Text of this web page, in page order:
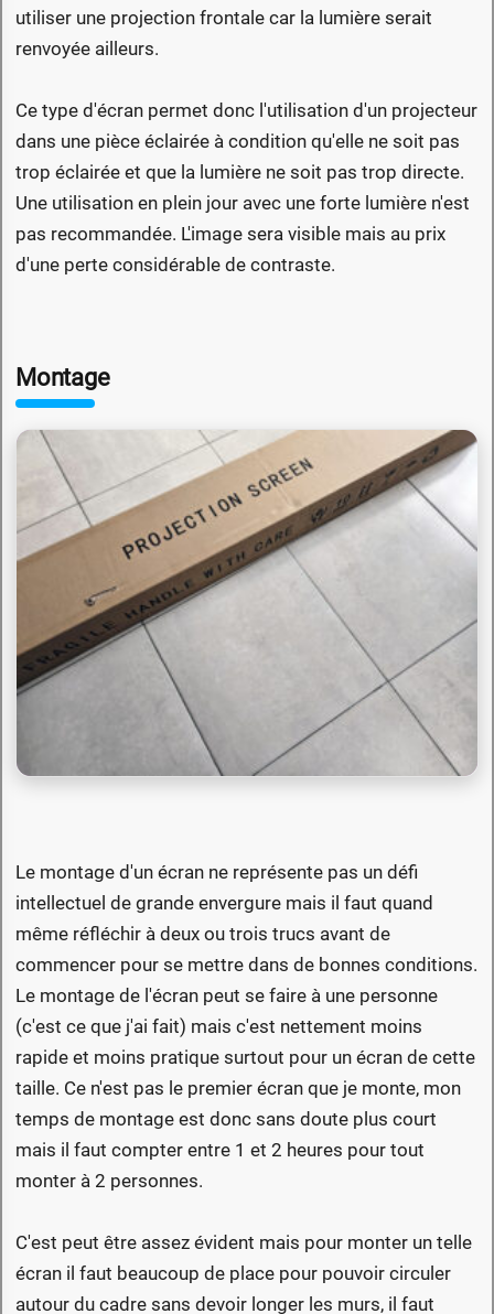
utiliser une projection frontale car la lumière serait
renvoyée ailleurs.
Ce type d'écran permet donc l'utilisation d'un projecteur
dans une pièce éclairée à condition qu'elle ne soit pas
trop éclairée et que la lumière ne soit pas trop directe.
Une utilisation en plein jour avec une forte lumière n'est
pas recommandée. L'image sera visible mais au prix
d'une perte considérable de contraste.
Montage
Le montage d'un écran ne représente pas un défi
intellectuel de grande envergure mais il faut quand
même réfléchir à deux ou trois trucs avant de
commencer pour se mettre dans de bonnes conditions.
Le montage de l'écran peut se faire à une personne
(c'est ce que j'ai fait) mais c'est nettement moins
rapide et moins pratique surtout pour un écran de cette
taille. Ce n'est pas le premier écran que je monte, mon
temps de montage est donc sans doute plus court
mais il faut compter entre 1 et 2 heures pour tout
monter à 2 personnes.
C'est peut être assez évident mais pour monter un telle
écran il faut beaucoup de place pour pouvoir circuler
autour du cadre sans devoir longer les murs, il faut